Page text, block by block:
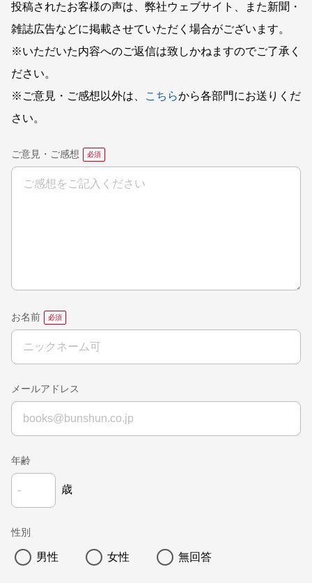
投稿されたお客様の声は、弊社ウェブサイト、また新聞・
雑誌広告などに掲載させていただく場合がございます。
※いただいた内容へのご返信は致しかねますのでご了承く
ださい。
※ご意見・ご感想以外は、
こちらから各部門にお送りくだ
さい。
ご意見・ご感想
お名前
メールアドレス
年齢
歳
性別
男性 女性 無回答